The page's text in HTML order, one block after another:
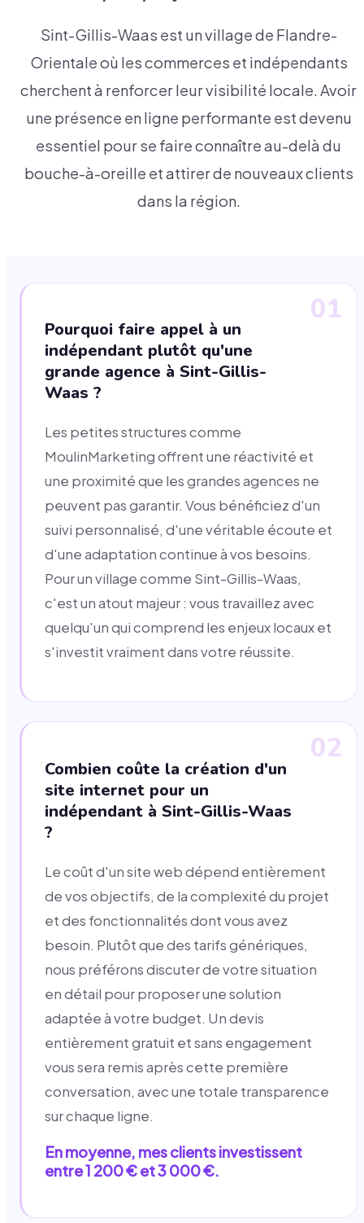
Sint-Gillis-Waas est un village de Flandre-
Orientale où les commerces et indépendants
cherchent à renforcer leur visibilité locale. Avoir
une présence en ligne performante est devenu
essentiel pour se faire connaître au-delà du
bouche-à-oreille et attirer de nouveaux clients
dans la région.
01
Pourquoi faire appel à un
indépendant plutôt qu'une
grande agence à Sint-Gillis-
Waas ?
Les petites structures comme
MoulinMarketing offrent une réactivité et
une proximité que les grandes agences ne
peuvent pas garantir. Vous bénéficiez d'un
suivi personnalisé, d'une véritable écoute et
d'une adaptation continue à vos besoins.
Pour un village comme Sint-Gillis-Waas,
c'est un atout majeur : vous travaillez avec
quelqu'un qui comprend les enjeux locaux et
s'investit vraiment dans votre réussite.
02
Combien coûte la création d'un
site internet pour un
indépendant à Sint-Gillis-Waas
?
Le coût d'un site web dépend entièrement
de vos objectifs, de la complexité du projet
et des fonctionnalités dont vous avez
besoin. Plutôt que des tarifs génériques,
nous préférons discuter de votre situation
en détail pour proposer une solution
adaptée à votre budget. Un devis
entièrement gratuit et sans engagement
vous sera remis après cette première
conversation, avec une totale transparence
sur chaque ligne.
En moyenne, mes clients investissent
entre 1 200 € et 3 000 €.